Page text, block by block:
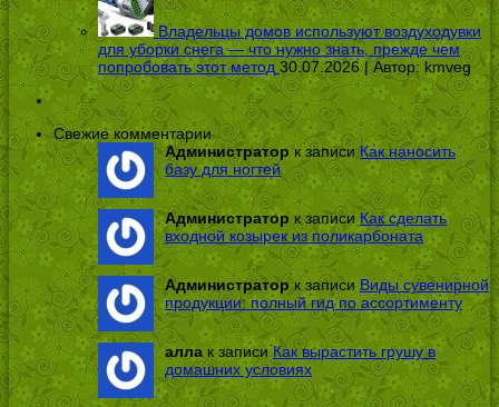
Владельцы домов используют воздуходувки
для уборки снега — что нужно знать, прежде чем
попробовать этот метод 30.07.2026 | Автор: kmveg
Свежие комментарии
Администраторк записиКак наносить
базу для ногтей
Администраторк записи Как сделать
входной козырек из поликарбоната
Администраторк записи Виды сувенирной
продукции: полный гид по ассортименту
алла к записиКак вырастить грушу в
домашних условиях